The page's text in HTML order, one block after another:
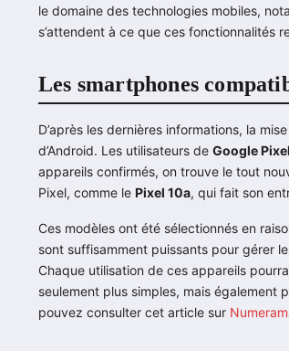
le domaine des technologies mobiles,
s’attendent à ce que ces fonctionnalités
Les smartphones
D’après les dernières informations, la
d’Android. Les utilisateurs de Google Pixel
appareils confirmés, on trouve le tout
Pixel, comme le Pixel 10a, qui fait son
Ces modèles ont été sélectionnés en
sont suffisamment puissants pour gérer
Chaque utilisation de ces appareils
seulement plus simples, mais également
pouvez consulter cet article sur